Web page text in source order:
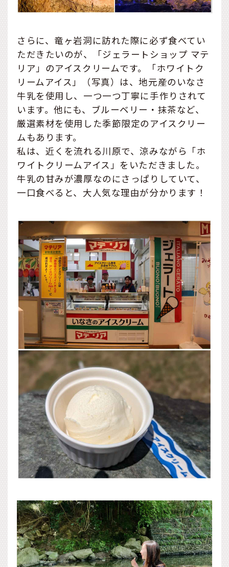
さらに、竜ヶ岩洞に訪れた際に必ず食べてい
ただきたいのが、「ジェラートショップ マテ
リア」のアイスクリームです。「ホワイトク
リームアイス」（写真）は、地元産のいなさ
牛乳を使用し、一つ一つ丁寧に手作りされて
います。他にも、ブルーベリー・抹茶など、
厳選素材を使用した季節限定のアイスクリー
ムもあります。
私は、近くを流れる川原で、涼みながら「ホ
ワイトクリームアイス」をいただきました。
牛乳の甘みが濃厚なのにさっぱりしていて、
一口食べると、大人気な理由が分かります！